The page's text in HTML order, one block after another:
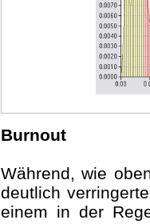
Burnout
Während, wie
deutlich
einem in der